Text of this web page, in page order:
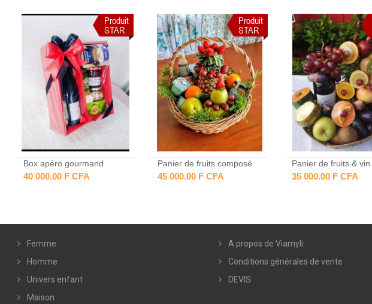
Produit
STAR
Box apéro gourmand
40 000.00 F CFA
Produit
STAR
Panier de fruits composé
45 000.00 F CFA
Panier de fruits & vin
35 000.00 F CFA
Femme
Homme
Univers enfant
Maison
A propos de Viamyli
Conditions générales de vente
DEVIS